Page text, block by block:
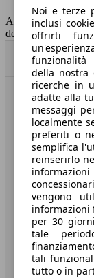
Capacità del
AutoScout24 non si
dei dati.
Benvenuti su
Società
A
Stampa
Media
Condizioni
Noi e terze
inclusi
offrirti
funzionalità
della nostra
ricerche in
adatte alla
messaggi
localmente
preferiti o
semplifica
reinserirlo
vengono
informazioni
per 30
tale
tali
tutto o in